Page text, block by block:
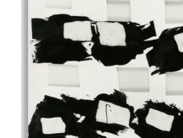
TONI
CATALOGUE DES